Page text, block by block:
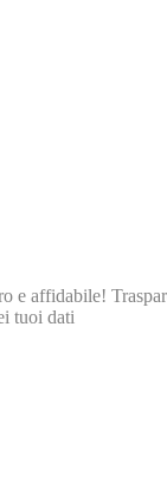
e affidabile!
tuoi dati